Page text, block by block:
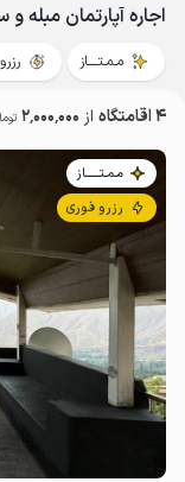
اجاره آپارتمان مبله
مـمـتــــاز
4 اقامتگاه از 2٬000٬000
مـمـتــــــاز
رزرو فوری